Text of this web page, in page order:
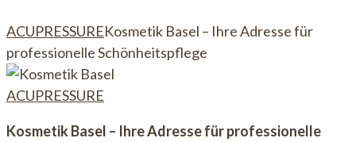
ACUPRESSUREKosmetik Basel – Ihre Adresse für
professionelle Schönheitspflege
ACUPRESSURE
Kosmetik Basel – Ihre Adresse für professionelle